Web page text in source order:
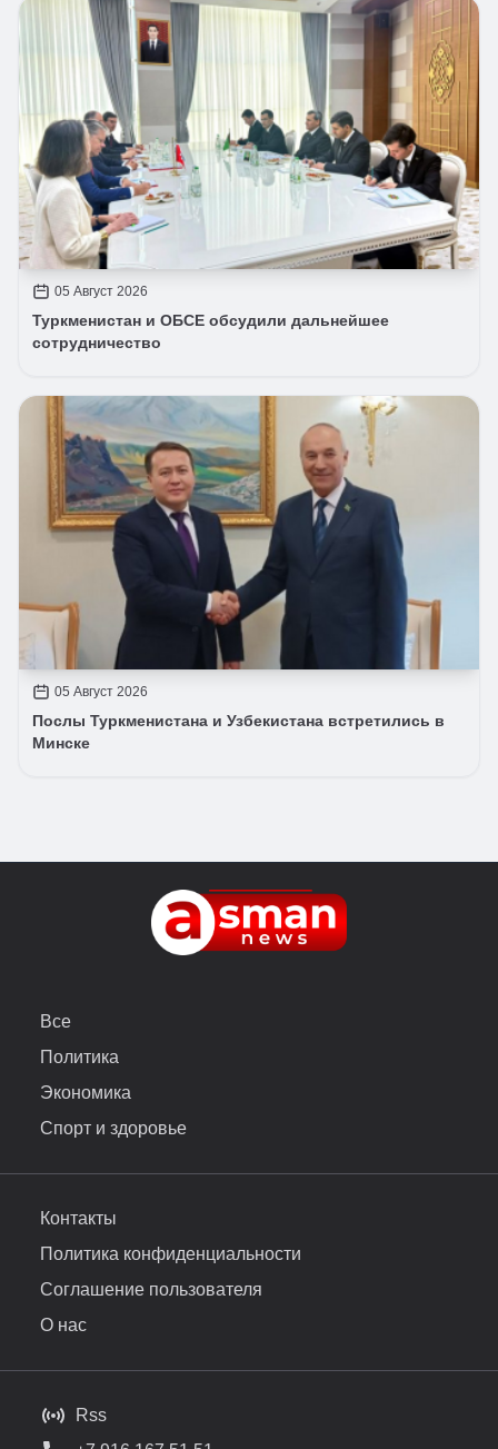
05 Август 2026
Туркменистан и ОБСЕ обсудили дальнейшее
сотрудничество
05 Август 2026
Послы Туркменистана и Узбекистана встретились в
Минске
Все
Политика
Экономика
Спорт и здоровье
Контакты
Политика конфиденциальности
Соглашение пользователя
О нас
Rss